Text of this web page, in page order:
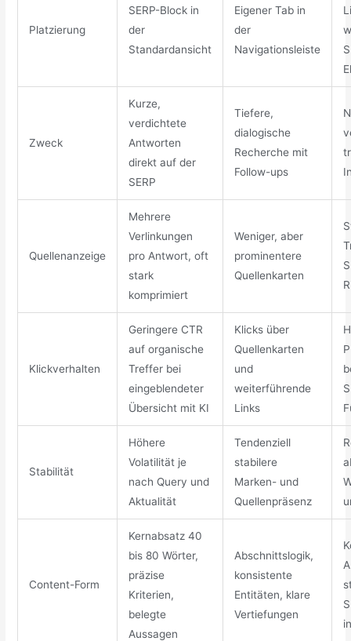
Platzierung
SERP-Block in
der
Standardansicht
Eigener Tab in
der
Navigationsleiste
Zweck
Kurze,
verdichtete
Antworten
direkt auf der
SERP
Tiefere,
dialogische
Recherche mit
Follow-ups
Quellenanzeige
Mehrere
Verlinkungen
pro Antwort, oft
stark
komprimiert
Weniger, aber
prominentere
Quellenkarten
Klickverhalten
Geringere CTR
auf organische
Treffer bei
eingeblendeter
Übersicht mit KI
Klicks über
Quellenkarten
und
weiterführende
Links
Stabilität
Höhere
Volatilität je
nach Query und
Aktualität
Tendenziell
stabilere
Marken- und
Quellenpräsenz
Content-Form
Kernabsatz 40
bis 80 Wörter,
präzise
Kriterien,
belegte
Aussagen
Abschnittslogik,
konsistente
Entitäten, klare
Vertiefungen